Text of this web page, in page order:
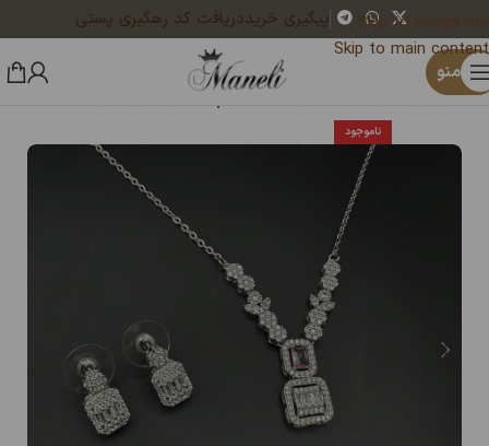
Skip to navigation
Skip to main content
پیگیری خریددریافت کد رهگیری پستی
منو
خانه زیورآلات و بدلیجات رنگ ثابت نیم ست زنانه و دخترانه
ناموجود
×